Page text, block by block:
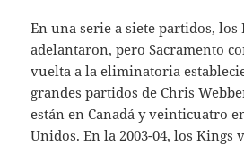
En una serie a siete partidos, los
adelantaron, pero Sacramento
vuelta a la eliminatoria
grandes partidos de Chris
están en Canadá y veinticuatro
Unidos. En la 2003-04, los Kings